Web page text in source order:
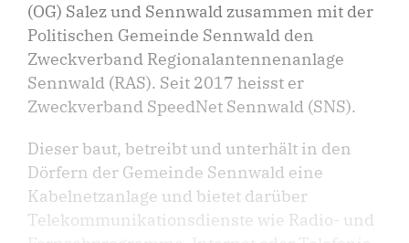
(OG) Salez und Sennwald zusammen mit der
Politischen Gemeinde Sennwald den
Zweckverband Regionalantennenanlage
Sennwald (RAS). Seit 2017 heisst er
Zweckverband SpeedNet Sennwald (SNS).
Dieser baut, betreibt und unterhält in den
Dörfern der Gemeinde Sennwald eine
Kabelnetzanlage und bietet darüber
Telekommunikationsdienste wie Radio- und